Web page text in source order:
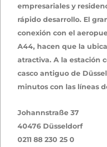
empresariales y
rápido desarrollo. El
conexión con el
A44, hacen que la
atractiva. A la estación
casco antiguo de
minutos con las líneas
Johannstraße 37
40476 Düsseldorf
0211 88 230 25 0